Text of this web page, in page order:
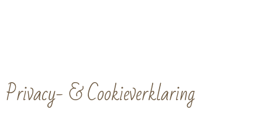
Privacy- & Cookieverklaring